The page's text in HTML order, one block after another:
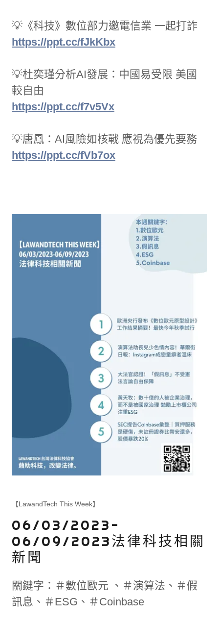
💡《科技》數位部力邀電信業 一起打詐
https://ppt.cc/fJkKbx
💡杜奕瑾分析AI發展：中國易受限 美國
較自由
https://ppt.cc/f7v5Vx
💡唐鳳：AI風險如核戰 應視為優先要務
https://ppt.cc/fVb7ox
【LawandTech This Week】
06/03/2023-
06/09/2023法律科技相關
新聞
關鍵字：＃數位歐元 、＃演算法、＃假
訊息、＃ESG、＃Coinbase